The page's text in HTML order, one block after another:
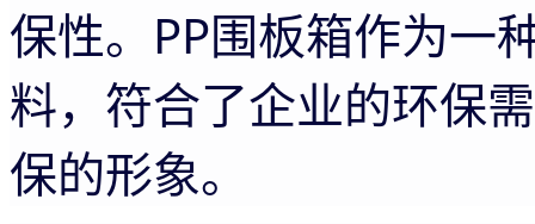
保性。PP围板箱作为一
料，符合了企业的环保
保的形象。